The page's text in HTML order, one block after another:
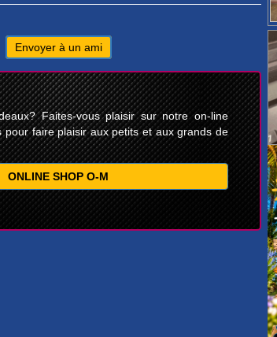
Envoyer à un ami
Faites-vous plaisir sur notre on-line
pour faire plaisir aux petits et aux grands de
ONLINE SHOP O-M